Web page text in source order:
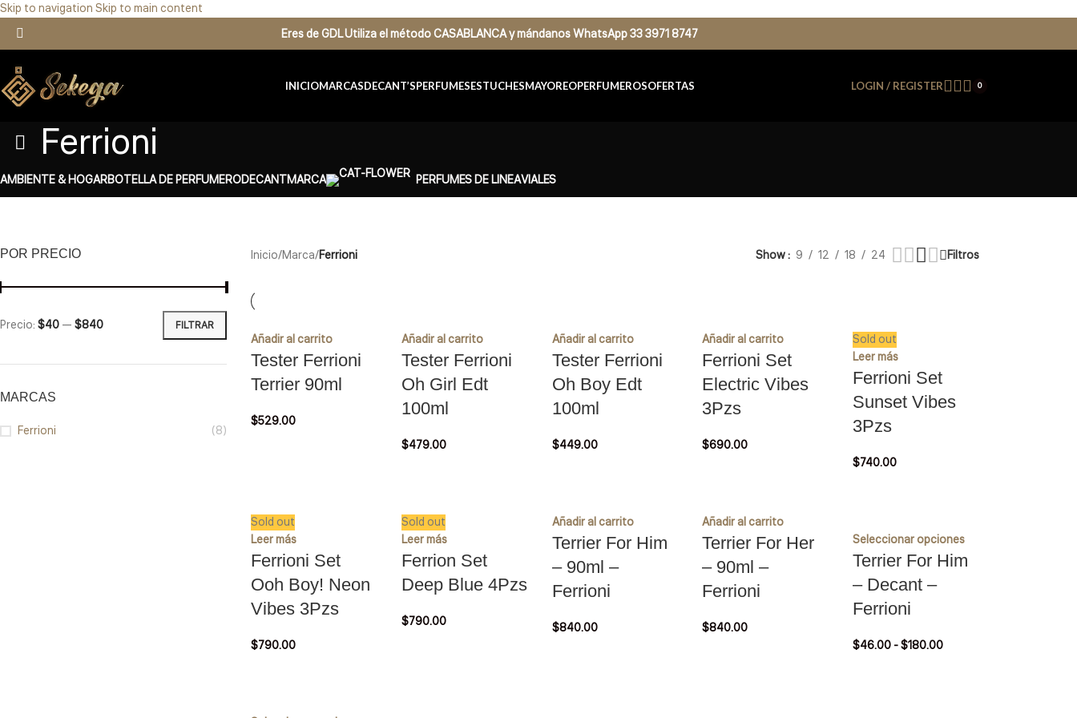
Skip to navigation Skip to main content
Eres de GDL Utiliza el método CASABLANCAymándanosWhatsApp 33 3971 8747
INICIOMARCASDECANT’SPERFUMESESTUCHESMAYOREOPERFUMEROSOFERTAS LOGIN / REGISTER 0
Ferrioni
AMBIENTE & HOGARBOTELLA DE PERFUMERODECANTMARCA PERFUMES DE LINEAVIALES
POR PRECIO
FILTRAR
Precio: $40 — $840
MARCAS
Ferrioni (8)
Inicio/Marca/Ferrioni Show 9 12 18 24 Filtros
Añadir al carrito
Tester Ferrioni
Terrier 90ml
$529.00
Añadir al carrito
Tester Ferrioni
Oh Girl Edt
100ml
$479.00
Añadir al carrito
Tester Ferrioni
Oh Boy Edt
100ml
$449.00
Añadir al carrito
Ferrioni Set
Electric Vibes
3Pzs
$690.00
Sold out
Leer más
Ferrioni Set
Sunset Vibes
3Pzs
$740.00
Sold out
Leer más
Ferrioni Set
Ooh Boy! Neon
Vibes 3Pzs
$790.00
Sold out
Leer más
Ferrion Set
Deep Blue 4Pzs
$790.00
Añadir al carrito
Terrier For Him
– 90ml –
Ferrioni
$840.00
Añadir al carrito
Terrier For Her
– 90ml –
Ferrioni
$840.00
Seleccionar opciones
Terrier For Him
– Decant –
Ferrioni
$46.00 -$180.00